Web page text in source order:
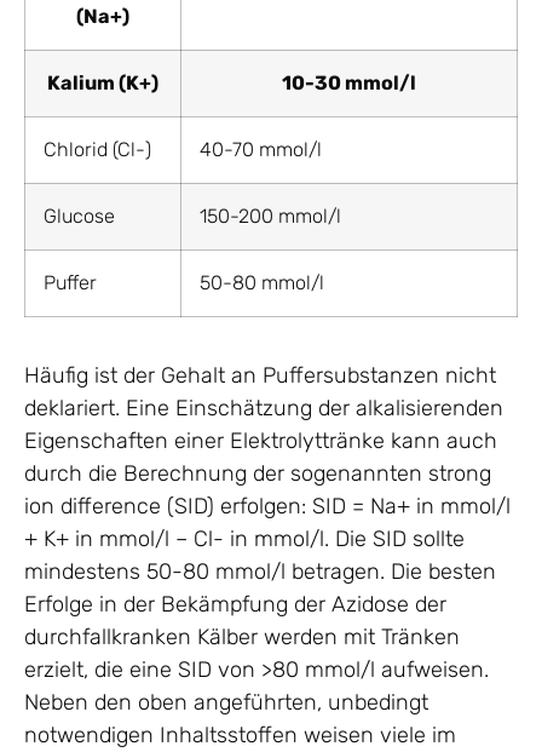
(Na+)
Kalium (K+) 10-30 mmol/l
Chlorid (Cl-) 40-70 mmol/l
Glucose 150-200 mmol/l
Puffer 50-80 mmol/l
Häufig ist der Gehalt an Puffersubstanzen nicht
deklariert. Eine Einschätzung der alkalisierenden
Eigenschaften einer Elektrolyttränke kann auch
durch die Berechnung der sogenannten strong
ion difference (SID) erfolgen: SID = Na+ in mmol/l
+ K+ in mmol/l – Cl- in mmol/l. Die SID sollte
mindestens 50-80 mmol/l betragen. Die besten
Erfolge in der Bekämpfung der Azidose der
durchfallkranken Kälber werden mit Tränken
erzielt, die eine SID von >80 mmol/l aufweisen.
Neben den oben angeführten, unbedingt
notwendigen Inhaltsstoffen weisen viele im